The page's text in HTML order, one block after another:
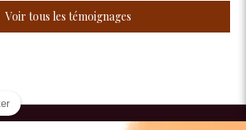
Voir tous les témoignages